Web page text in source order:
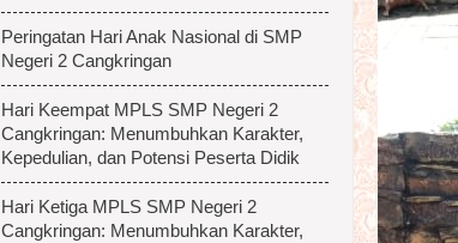
Peringatan Hari Anak Nasional di SMP
Negeri 2 Cangkringan
Hari Keempat MPLS SMP Negeri 2
Cangkringan: Menumbuhkan Karakter,
Kepedulian, dan Potensi Peserta Didik
Hari Ketiga MPLS SMP Negeri 2
Cangkringan: Menumbuhkan Karakter,